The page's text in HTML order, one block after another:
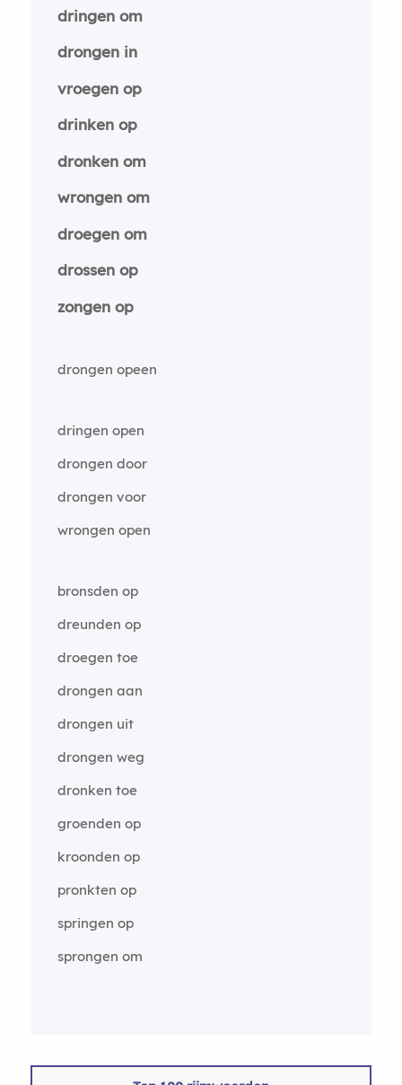
dringen om
drongen in
vroegen op
drinken op
dronken om
wrongen om
droegen om
drossen op
zongen op
drongen opeen
dringen open
drongen door
drongen voor
wrongen open
bronsden op
dreunden op
droegen toe
drongen aan
drongen uit
drongen weg
dronken toe
groenden op
kroonden op
pronkten op
springen op
sprongen om